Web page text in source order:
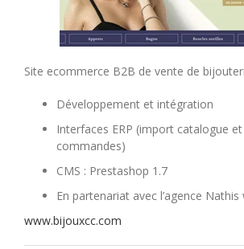
Site ecommerce B2B de vente de
Développement et intégration
Interfaces ERP (import catalogue
commandes)
CMS : Prestashop 1.7
En partenariat avec l’agence Nathis
www.bijouxcc.com